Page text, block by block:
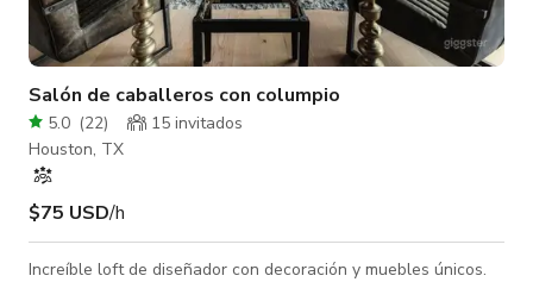
Salón de caballeros con columpio
5.0 (22)
15 invitados
Houston, TX
$75 USD/h
Increíble loft de diseñador con decoración y muebles únicos.